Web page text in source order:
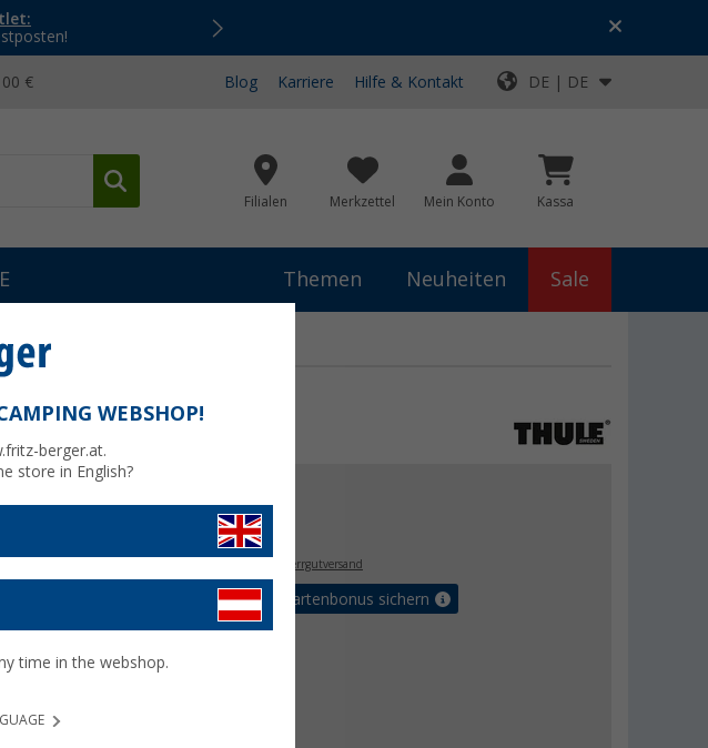
Top-Deals für dein Abenteuer!
€ Blog Karriere Hilfe & Kontakt DE | DE
Filialen Merkzettel Mein Konto Kassa
Themen Neuheiten Sale
€
zzgl. Sperrgutversand
Bis zu 5% Vorteilskartenbonus sichern
WEBSHOP!
berger.at.
store in English?
time in the webshop.